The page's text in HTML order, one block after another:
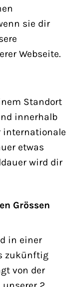
sie dir
Webseite.
Standort
innerhalb
internationale
etwas
wird dir
Grössen
in einer
zukünftig
von der